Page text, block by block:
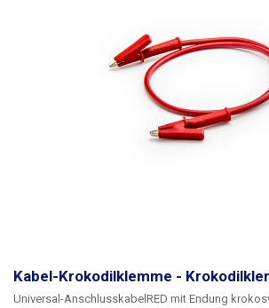
Kabel-Krokodilklemme -
Universal-Anschlusskabel RED mit Endung